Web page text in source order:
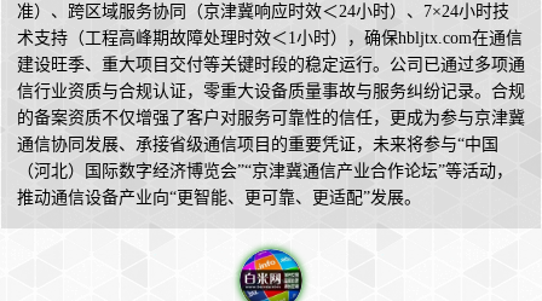
准）、跨区域服务协同（京津冀响应时效＜24小时）、7×24小时技
术支持（工程高峰期故障处理时效＜1小时），确保hbljtx.com在通信
建设旺季、重大项目交付等关键时段的稳定运行。公司已通过多项通
信行业资质与合规认证，零重大设备质量事故与服务纠纷记录。合规
的备案资质不仅增强了客户对服务可靠性的信任，更成为参与京津冀
通信协同发展、承接省级通信项目的重要凭证，未来将参与“中国
（河北）国际数字经济博览会”“京津冀通信产业合作论坛”等活动，
推动通信设备产业向“更智能、更可靠、更适配”发展。